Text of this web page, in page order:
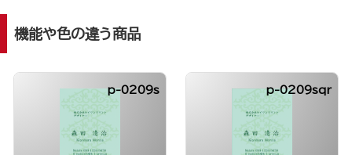
機能や色の違う商品
p-0209s p-0209sqr